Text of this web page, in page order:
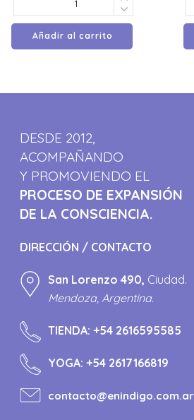
Añadir al carrito
DESDE 2012,
ACOMPAÑANDO
Y PROMOVIENDO EL
PROCESO DE EXPANSIÓN
DE LA CONSCIENCIA.
DIRECCIÓN / CONTACTO
San Lorenzo 490, Ciudad.
Mendoza, Argentina.
TIENDA:+54 2616595585
YOGA:+54 2617166819
contacto@enindigo.com.ar